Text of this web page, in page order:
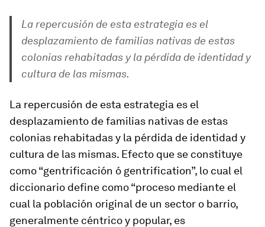
La repercusión de esta estrategia es el
desplazamiento de familias nativas de estas
colonias rehabitadas y la pérdida de identidad y
cultura de las mismas.
La repercusión de esta estrategia es el
desplazamiento de familias nativas de estas
colonias rehabitadas y la pérdida de identidad y
cultura de las mismas. Efecto que se constituye
como “gentrificación ó gentrification”, lo cual el
diccionario define como “proceso mediante el
cual la población original de un sector o barrio,
generalmente céntrico y popular, es